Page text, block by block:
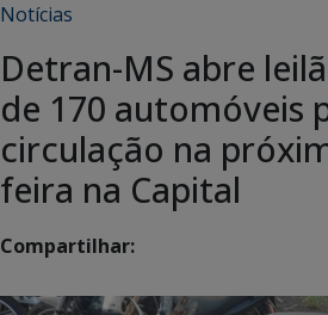
Notícias
Detran-MS abre
de 170 automóveis
circulação na
feira na Capital
Compartilhar: